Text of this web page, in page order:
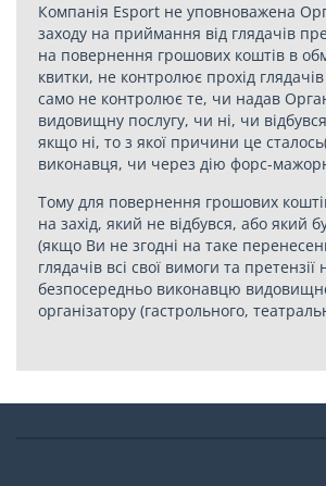
Компанія Esport не уповноважена
заходу на приймання від глядачів
на повернення грошових коштів в
квитки, не контролює прохід
само не контролює те, чи надав
видовищну послугу, чи ні, чи відбувся
якщо ні, то з якої причини це
виконавця, чи через дію форс-
Тому для повернення грошових
на захід, який не відбувся, або який
(якщо Ви не згодні на таке
глядачів всі свої вимоги та
безпосередньо виконавцю
організатору (гастрольного,